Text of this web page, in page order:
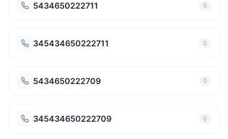
5434650222711 0
345434650222711 0
5434650222709 0
345434650222709 0